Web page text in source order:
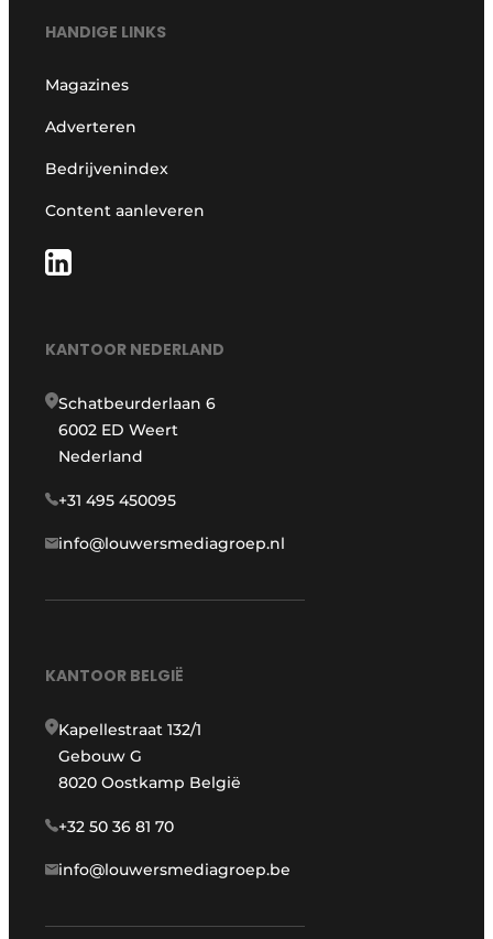
HANDIGE LINKS
Magazines
Adverteren
Bedrijvenindex
Content aanleveren
KANTOOR NEDERLAND
Schatbeurderlaan 6
6002 ED Weert
Nederland
+31 495 450095
info@louwersmediagroep.nl
KANTOOR BELGIË
Kapellestraat 132/1
Gebouw G
8020 Oostkamp België
+32 50 36 81 70
info@louwersmediagroep.be